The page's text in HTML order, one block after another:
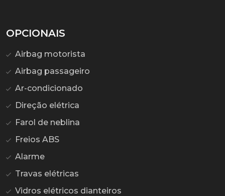
OPCIONAIS
Airbag motorista
Airbag passageiro
Ar-condicionado
Direção elétrica
Farol de neblina
Freios ABS
Alarme
Travas elétricas
Vidros elétricos dianteiros